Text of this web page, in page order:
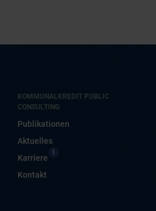
KOMMUNALKREDIT PUBLIC
CONSULTING
Publikationen
Aktuelles
Karriere
1
Kontakt